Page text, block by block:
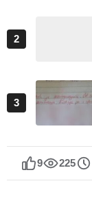
2
3
9 225